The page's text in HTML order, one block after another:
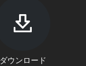
ダウンロード